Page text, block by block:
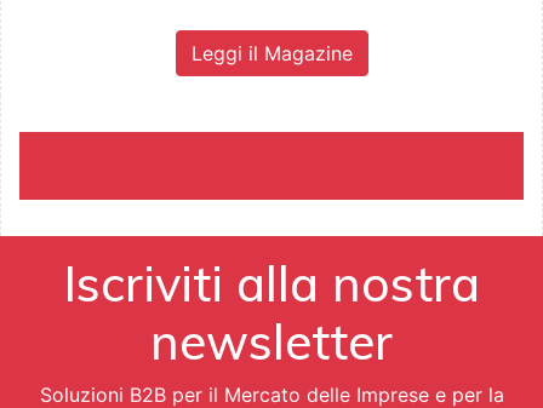
Leggi il Magazine
Iscriviti alla nostra
newsletter
Soluzioni B2B per il Mercato delle Imprese e per la